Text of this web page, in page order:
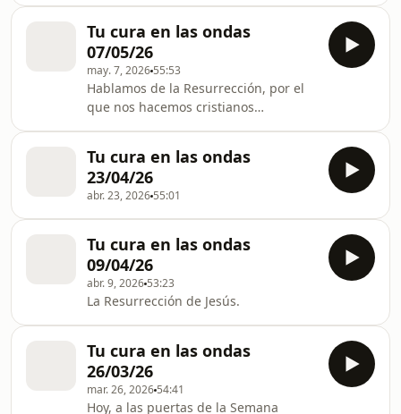
Tu cura en las ondas
07/05/26
may. 7, 2026 55:53
Hablamos de la Resurrección, por el
que nos hacemos cristianos
programa.
Tu cura en las ondas
23/04/26
abr. 23, 2026 55:01
Tu cura en las ondas
09/04/26
abr. 9, 2026 53:23
La Resurrección de Jesús.
Tu cura en las ondas
26/03/26
mar. 26, 2026 54:41
Hoy, a las puertas de la Semana